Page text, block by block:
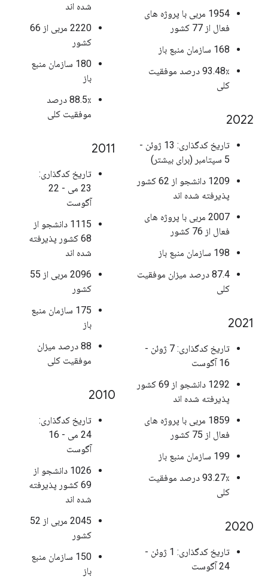
1954 مربی با پروژه های
فعال از 77 کشور
168 سازمان منبع باز
93.48٪ درصد موفقیت
کلی
2022
تاریخ کدگذاری: 13 ژوئن -
5 سپتامبر (برای بیشتر)
1209 دانشجو از 62 کشور
پذیرفته شده اند
2007 مربی با پروژه های
فعال از 76 کشور
198 سازمان منبع باز
87.4 درصد میزان موفقیت
کلی
2021
تاریخ کدگذاری: 7 ژوئن -
16 آگوست
1292 دانشجو از 69 کشور
پذیرفته شده اند
1859 مربی با پروژه های
فعال از 75 کشور
199 سازمان منبع باز
93.27٪ درصد موفقیت
کلی
2020
تاریخ کدگذاری: 1 ژوئن -
24 آگوست
شده اند
2220 مربی از 66
کشور
180 سازمان منبع
باز
88.5٪ درصد
موفقیت کلی
2011
تاریخ کدگذاری:
23 می - 22
آگوست
1115 دانشجو از
68 کشور پذیرفته
شده اند
2096 مربی از 55
کشور
175 سازمان منبع
باز
88 درصد میزان
موفقیت کلی
2010
تاریخ کدگذاری:
24 می - 16
آگوست
1026 دانشجو از
69 کشور پذیرفته
شده اند
2045 مربی از 52
کشور
150 سازمان منبع
باز